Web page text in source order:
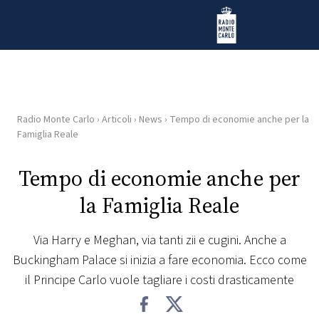
Radio Monte Carlo
HOME
RADIO
PLAYLIST
Radio Monte Carlo › Articoli › News › Tempo di economie anche per la
Famiglia Reale
Tempo di economie anche per
la Famiglia Reale
Via Harry e Meghan, via tanti zii e cugini. Anche a
Buckingham Palace si inizia a fare economia. Ecco come
il Principe Carlo vuole tagliare i costi drasticamente